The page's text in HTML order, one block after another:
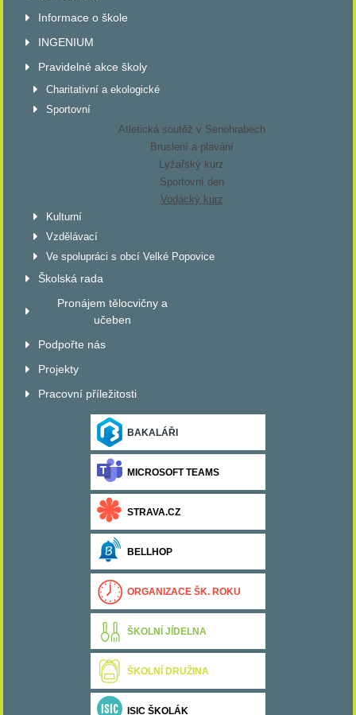
Informace o škole
INGENIUM
Pravidelné akce školy
Charitativní a ekologické
Sportovní
Atletická soutěž v Senohrabech
Bruslení a plavání
Lyžařský kurz
Sportovní den
Vodácký kurz
Kulturní
Vzdělávací
Ve spolupráci s obcí Velké Popovice
Školská rada
Pronájem tělocvičny a
učeben
Podpořte nás
Projekty
Pracovní příležitosti
BAKALÁŘI
MICROSOFT TEAMS
STRAVA.CZ
BELLHOP
ORGANIZACE ŠK. ROKU
ŠKOLNÍ JÍDELNA
ŠKOLNÍ DRUŽINA
ISIC ŠKOLÁK